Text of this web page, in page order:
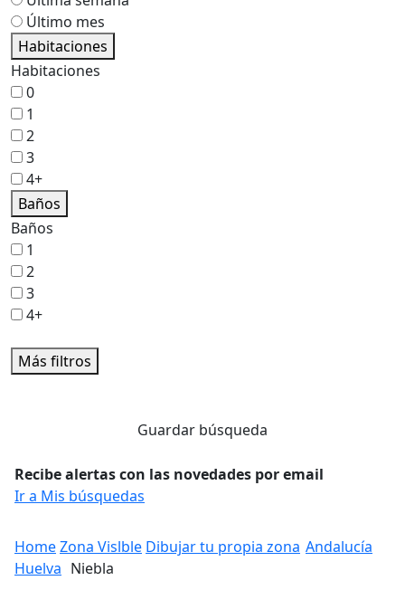
Último mes
Habitaciones
Habitaciones
0
1
2
3
4+
Baños
Baños
1
2
3
4+
Más filtros
Guardar búsqueda
Recibe alertas con las novedades por email
Ir a Mis búsquedas
HomeZona Vislble Dibujar tu propia zona Andalucía
Huelva Niebla